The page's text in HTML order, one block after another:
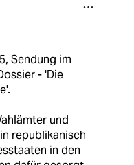
Sendung im
- 'Die
und
republikanisch
in den